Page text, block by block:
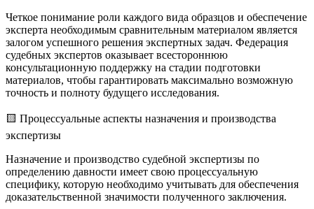
Четкое понимание роли каждого вида образцов и обеспечение
эксперта необходимым сравнительным материалом является
залогом успешного решения экспертных задач. Федерация
судебных экспертов оказывает всестороннюю
консультационную поддержку на стадии подготовки
материалов, чтобы гарантировать максимально возможную
точность и полноту будущего исследования.
🟨 Процессуальные аспекты назначения и производства
экспертизы
Назначение и производство судебной экспертизы по
определению давности имеет свою процессуальную
специфику, которую необходимо учитывать для обеспечения
доказательственной значимости полученного заключения.